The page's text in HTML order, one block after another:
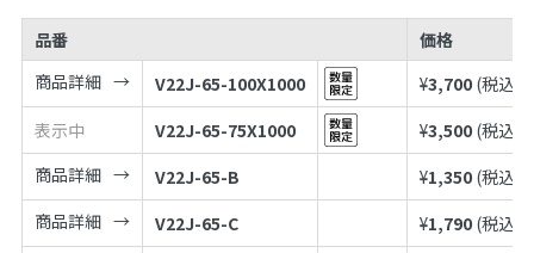
品番
価格
商品詳細
V22J-65-100X1000 ¥3,700 (税込¥
表示中
V22J-65-75X1000 ¥3,500 (税込¥
商品詳細
V22J-65-B ¥1,350 (税込¥
商品詳細
V22J-65-C ¥1,790 (税込¥